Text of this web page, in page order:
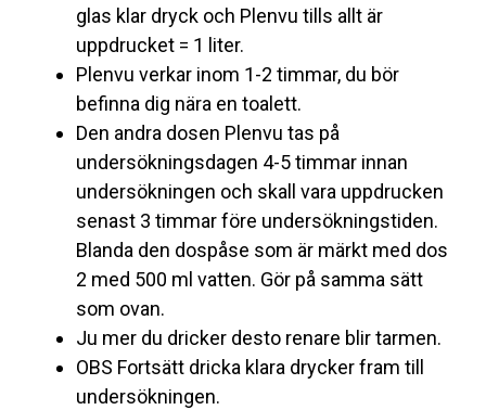
glas klar dryck och Plenvu tills allt är
uppdrucket = 1 liter.
Plenvu verkar inom 1-2 timmar, du bör
befinna dig nära en toalett.
Den andra dosen Plenvu tas på
undersökningsdagen 4-5 timmar innan
undersökningen och skall vara uppdrucken
senast 3 timmar före undersökningstiden.
Blanda den dospåse som är märkt med dos
2 med 500 ml vatten. Gör på samma sätt
som ovan.
Ju mer du dricker desto renare blir tarmen.
OBS Fortsätt dricka klara drycker fram till
undersökningen.